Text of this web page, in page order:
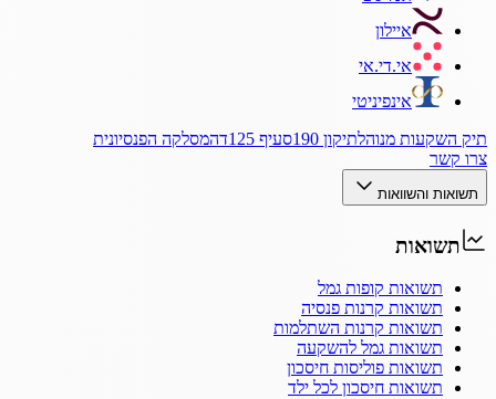
איילון
אי.די.אי
אינפיניטי
תיק השקעות מנוהלתיקון 190 סעיף 125ד
המסלקה הפנסיונית
צרו קשר
תשואות והשוואות
תשואות
תשואות קופות גמל
תשואות קרנות פנסיה
תשואות קרנות השתלמות
תשואות גמל להשקעה
תשואות פוליסות חיסכון
תשואות חיסכון לכל ילד